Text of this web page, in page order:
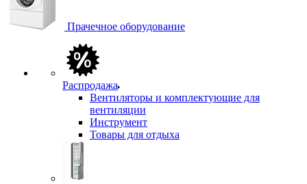
Прачечное оборудование
Распродажа
Вентиляторы и комплектующие для
вентиляции
Инструмент
Товары для отдыха